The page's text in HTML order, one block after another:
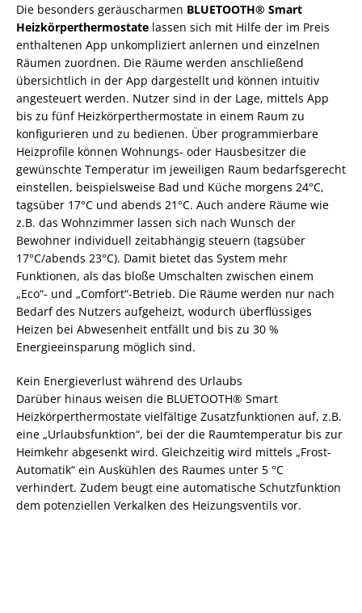
Die besonders geräuscharmen BLUETOOTH® Smart
Heizkörperthermostate lassen sich mit Hilfe der im Preis
enthaltenen App unkompliziert anlernen und einzelnen
Räumen zuordnen. Die Räume werden anschließend
übersichtlich in der App dargestellt und können intuitiv
angesteuert werden. Nutzer sind in der Lage, mittels App
bis zu fünf Heizkörperthermostate in einem Raum zu
konfigurieren und zu bedienen. Über programmierbare
Heizprofile können Wohnungs- oder Hausbesitzer die
gewünschte Temperatur im jeweiligen Raum bedarfsgerecht
einstellen, beispielsweise Bad und Küche morgens 24°C,
tagsüber 17°C und abends 21°C. Auch andere Räume wie
z.B. das Wohnzimmer lassen sich nach Wunsch der
Bewohner individuell zeitabhängig steuern (tagsüber
17°C/abends 23°C). Damit bietet das System mehr
Funktionen, als das bloße Umschalten zwischen einem
„Eco“- und „Comfort“-Betrieb. Die Räume werden nur nach
Bedarf des Nutzers aufgeheizt, wodurch überflüssiges
Heizen bei Abwesenheit entfällt und bis zu 30 %
Energieeinsparung möglich sind.
Kein Energieverlust während des Urlaubs
Darüber hinaus weisen die BLUETOOTH® Smart
Heizkörperthermostate vielfältige Zusatzfunktionen auf, z.B.
eine „Urlaubsfunktion“, bei der die Raumtemperatur bis zur
Heimkehr abgesenkt wird. Gleichzeitig wird mittels „Frost-
Automatik“ ein Auskühlen des Raumes unter 5 °C
verhindert. Zudem beugt eine automatische Schutzfunktion
dem potenziellen Verkalken des Heizungsventils vor.